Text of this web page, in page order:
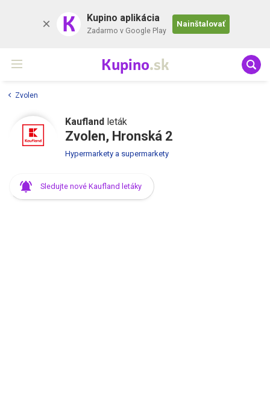
K Kupino aplikácia
Zadarmo v Google Play
Nainštalovať
Kupino.sk
Zvolen
Kaufland leták
Zvolen, Hronská 2
Hypermarkety a supermarkety
Sledujte nové Kaufland letáky